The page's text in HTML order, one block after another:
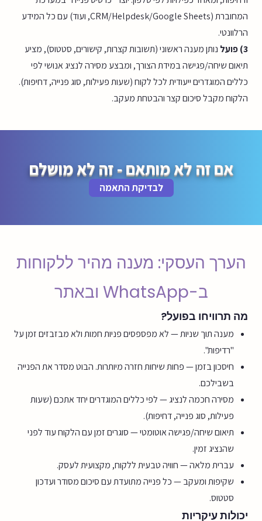
המחוברת (CRM/Helpdesk/Google Sheets, ועוד) עם כל המידע
הרלוונטי.
3) פועל
נותן מענה ראשוני (תשובות קצרות, קישורים, סטטוס), מציע
תיאום שיחה/פגישה במידת הצורך, ומבצע מסירה לנציג אנושי לפי
כללים המוגדרים ייעודית לכל לקוח (שעות פעילות, סוג פנייה, דחיפות).
הלקוח מקבל סיכום קצר והבטחת מעקב.
אם זה לא מותאם - זה לא מושלם
לבדיקת התאמה
הערך העסקי: מענה מהיר ללקוחות
ב-WhatsApp ובאתר
מה תרוויחו בפועל?
מענה תוך שניות — לא מפספסים פניות חמות ולא מבזבזים זמן על
"רדיפות".
חיסכון בזמן — פחות שיחות חזרה מיותרות. הבוט מסדר את הפנייה
בשבילכם.
מסירה חכמה לנציג — לפי כללים המוגדרים יחד אתכם (שעות
פעילות, סוג פנייה, דחיפות).
תיאום שיחה/פגישה אוטומטי — סוגרים זמן עם הלקוח עוד לפני
שהנציג זמין.
עברית מלאה — חוויה טבעית ללקוח, מקצועית לעסק.
שקיפות ומעקב — כל פנייה מתועדת עם סיכום מסודר ועדכון
סטטוס.
יכולות עיקריות